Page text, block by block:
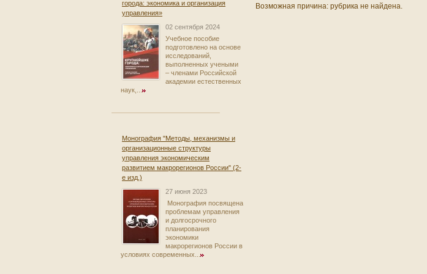
города: экономика и организация
управления»
02 сентября 2024
Учебное пособие
подготовлено на основе
исследований,
выполненных учеными
– членами Российской
академии естественных
наук,...
Монография "Методы, механизмы и
организационные структуры
управления экономическим
развитием макрорегионов России" (2-
е изд.)
27 июня 2023
Монография посвящена
проблемам управления
и долгосрочного
планирования
экономики
макрорегионов России в
условиях современных...
Возможная причина: рубрика не найдена.